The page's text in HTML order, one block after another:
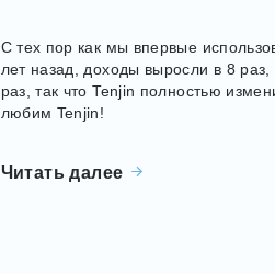
С тех пор как мы впервые
лет назад, доходы выросли в 8
раз, так что Tenjin полностью
любим Tenjin!
Читать далее